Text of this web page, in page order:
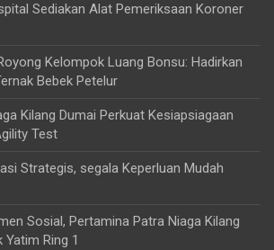
Sediakan Alat Pemeriksaan Koroner
Kelompok Luang Bonsu: Hadirkan
Bebek Petelur
Kilang Dumai Perkuat Kesiapsiagaan
Test
Strategis, segala Keperluan Mudah
Sosial, Pertamina Patra Niaga Kilang
Ring 1